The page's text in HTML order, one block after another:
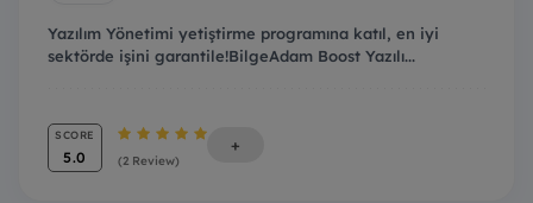
Yazılım Yönetimi yetiştirme programına katıl, en iyi
sektörde işini garantile!BilgeAdam Boost Yazılı...
SCORE
5.0 (2 Review)
+